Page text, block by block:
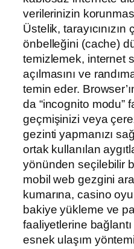
verilerinizin
Üstelik,
önbelleğini (cache)
temizlemek, internet
açılmasını ve
temin eder.
da “incognito modu”
geçmişinizi veya
gezinti yapmanızı
ortak kullanılan
yönünden seçilebilir
mobil web gezgini
kumarına, casino
bakiye yükleme ve
faaliyetlerine
esnek ulaşım